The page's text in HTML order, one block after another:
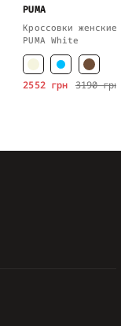
PUMA
Кроссовки
PUMA White
3190 грн
2552 грн